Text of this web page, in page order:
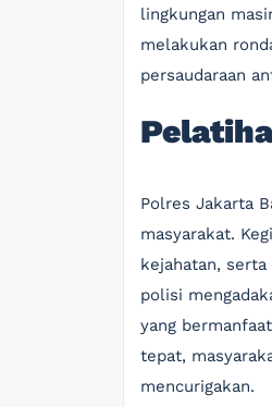
lingkungan
melakukan
persaudaraan
Polres Jakarta
masyarakat.
kejahatan,
polisi
yang
tepat,
mencurigakan.